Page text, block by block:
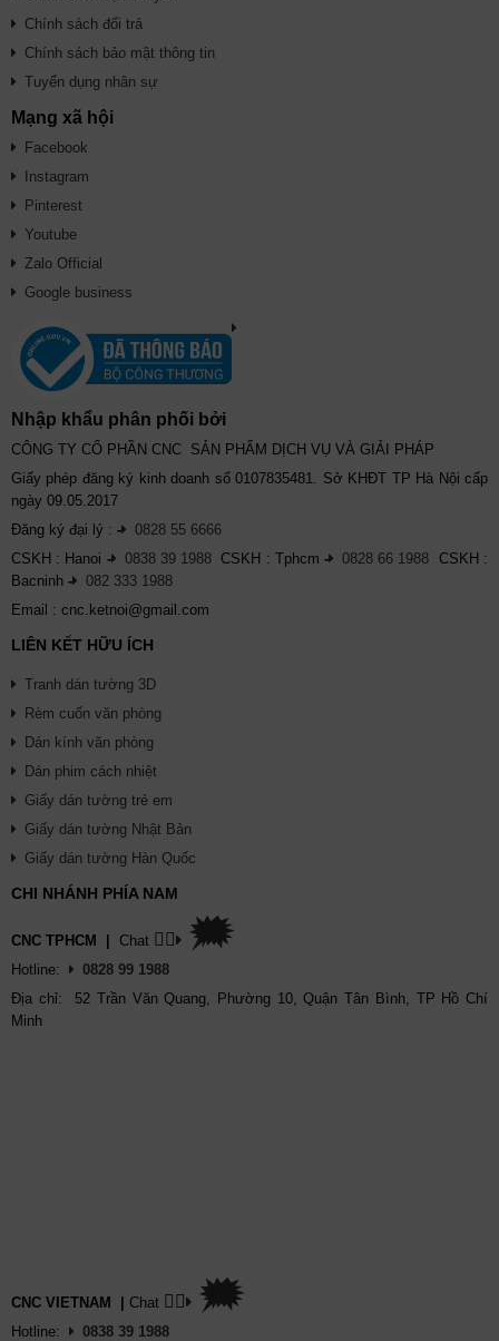
Chính sách đổi trả
Chính sách bảo mật thông tin
Tuyển dụng nhân sự
Mạng xã hội
Facebook
Instagram
Pinterest
Youtube
Zalo Official
Google business
Nhập khẩu phân phối bởi
CÔNG TY CỔ PHẦN CNC SẢN PHẨM DỊCH VỤ VÀ GIẢI PHÁP
Giấy phép đăng ký kinh doanh số 0107835481. Sở KHĐT TP Hà Nội cấp
ngày 09.05.2017
Đăng ký đại lý : -
0828 55 6666
CSKH : Hanoi - 0838 39 1988 CSKH : Tphcm- 0828 66 1988 CSKH :
Bacninh -
082 333 1988
Email : cnc.ketnoi@gmail.com
LIÊN KẾT HỮU ÍCH
Tranh dán tường 3D
Rèm cuốn văn phòng
Dán kính văn phòng
Dán phim cách nhiệt
Giấy dán tường trẻ em
Giấy dán tường Nhật Bản
Giấy dán tường Hàn Quốc
CHI NHÁNH PHÍA NAM
CNC TPHCM Chat 👉🏽 🗯
Hotline:
0828 99 1988
Địa chỉ: 52 Trần Văn Quang, Phường 10, Quận Tân Bình, TP Hồ Chí
Minh
CNC VIETNAM Chat 👉🏽 🗯
Hotline:
0838 39 1988